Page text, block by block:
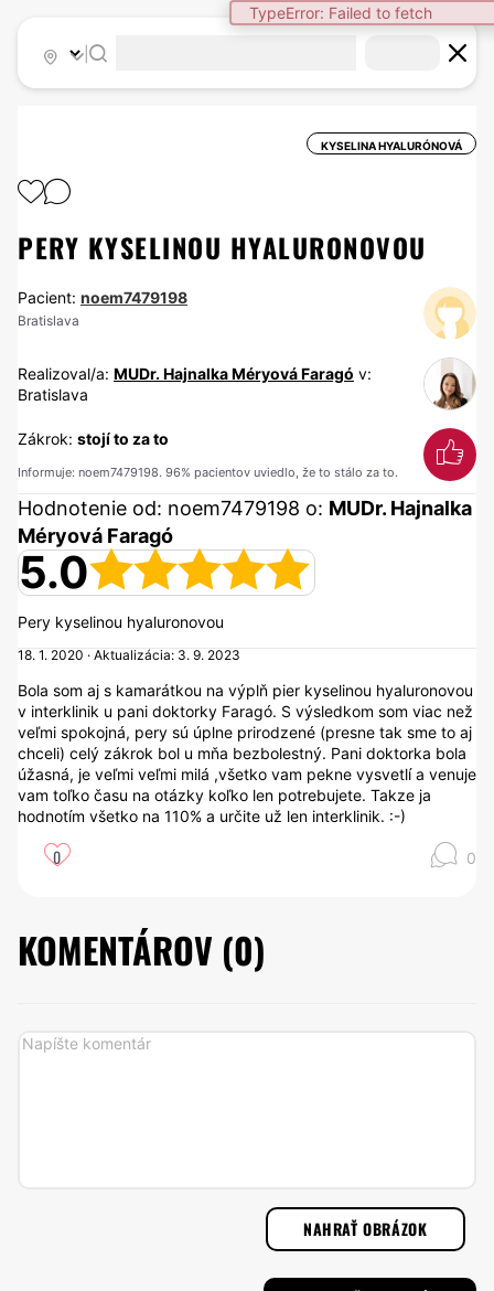
TypeError: Failed to fetch
KYSELINA HYALURÓNOVÁ
PERY KYSELINOU HYALURONOVOU
Pacient: noem7479198
Bratislava
Realizoval/a: MUDr. Hajnalka Méryová Faragó v:
Bratislava
Zákrok: stojí to za to
Informuje: noem7479198. 96% pacientov uviedlo, že to stálo za to.
Hodnotenie od: noem7479198 o: MUDr. Hajnalka
Méryová Faragó
5.0
Pery kyselinou hyaluronovou
18. 1. 2020 · Aktualizácia: 3. 9. 2023
Bola som aj s kamarátkou na výplň pier kyselinou hyaluronovou
v interklinik u pani doktorky Faragó. S výsledkom som viac než
veľmi spokojná, pery sú úplne prirodzené (presne tak sme to aj
chceli) celý zákrok bol u mňa bezbolestný. Pani doktorka bola
úžasná, je veľmi veľmi milá ,všetko vam pekne vysvetlí a venuje
vam toľko času na otázky koľko len potrebujete. Takze ja
hodnotím všetko na 110% a určite už len interklinik. :-)
0 0
KOMENTÁROV (0)
NAHRAŤ OBRÁZOK